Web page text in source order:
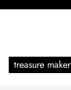
treasure maker